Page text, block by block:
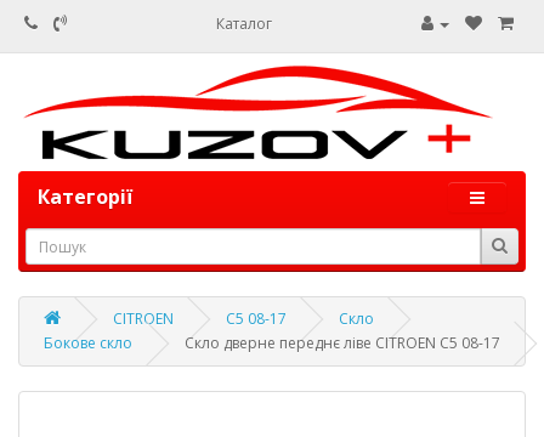
Каталог
Категорії
CITROEN C5 08-17
Скло
Бокове скло
Скло дверне переднє ліве CITROEN C5 08-17